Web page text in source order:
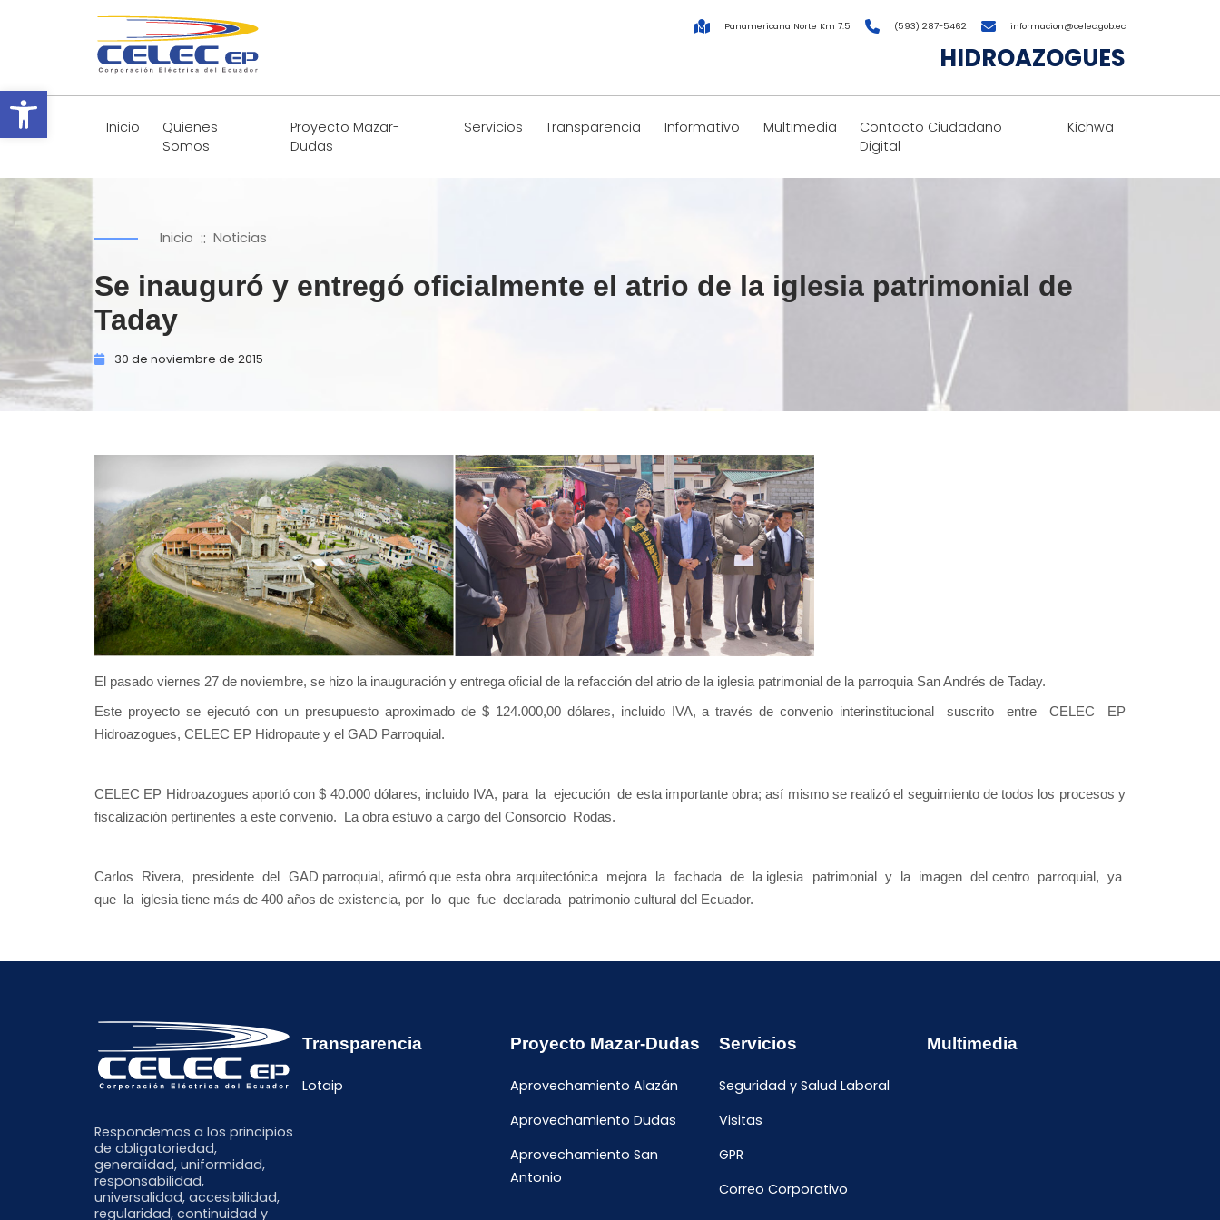
Abrir barra de herramientas
Panamericana Norte Km 7.5 (593) 287-5462 informacion@celec.gob.ec
HIDROAZOGUES
Inicio
Quienes
Somos
Proyecto Mazar-
Dudas
Servicios Transparencia Informativo Multimedia
Contacto Ciudadano
Digital
Kichwa
Inicio :: Noticias
Se inauguró y entregó oficialmente el atrio de la iglesia patrimonial de
Taday
30 de noviembre de 2015
El pasado viernes 27 de noviembre, se hizo la inauguración y entrega oficial de la refacción del atrio de la iglesia patrimonial de la parroquia San Andrés de Taday.
Este proyecto se ejecutó con un presupuesto aproximado de $ 124.000,00 dólares, incluido IVA, a través de convenio interinstitucional suscrito entre CELEC EP
Hidroazogues, CELEC EP Hidropaute y el GAD Parroquial.
CELEC EP Hidroazogues aportó con $ 40.000 dólares, incluido IVA, para la ejecución de esta importante obra; así mismo se realizó el seguimiento de todos los procesos y
fiscalización pertinentes a este convenio. La obra estuvo a cargo del Consorcio Rodas.
Carlos Rivera, presidente del GAD parroquial, afirmó que esta obra arquitectónica mejora la fachada de la iglesia patrimonial y la imagen del centro parroquial, ya
que la iglesia tiene más de 400 años de existencia, por lo que fue declarada patrimonio cultural del Ecuador.
Respondemos a los principios
de obligatoriedad,
generalidad, uniformidad,
responsabilidad,
universalidad, accesibilidad,
regularidad, continuidad y
Transparencia
Lotaip
Proyecto Mazar-Dudas
Aprovechamiento Alazán
Aprovechamiento Dudas
Aprovechamiento San
Antonio
Servicios
Seguridad y Salud Laboral
Visitas
GPR
Correo Corporativo
Multimedia